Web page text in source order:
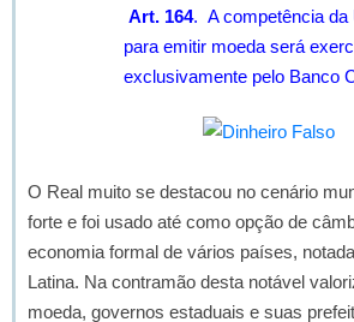
Art. 164. A competência da
para emitir moeda será
exclusivamente pelo Banco
O Real muito se destacou no cenário
forte e foi usado até como opção de
economia formal de vários países,
Latina. Na contramão desta notável
moeda, governos estaduais e suas